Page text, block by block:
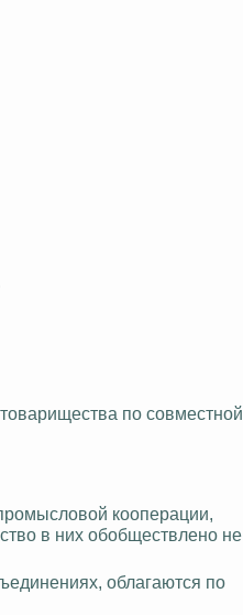
по совместной
кооперации,
в них обобществлено не
облагаются по